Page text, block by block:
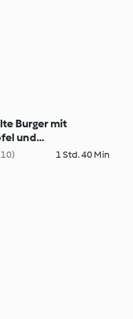
Burger mit
und
1 Std. 40 Min